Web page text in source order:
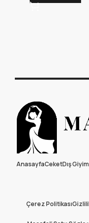
AnasayfaCeketDış Giyim
Çerez Politikası